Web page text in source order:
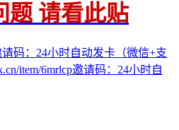
题 请看此贴
码：24小时自动发卡（微信+支
item/6mrlcp邀请码：24小时自